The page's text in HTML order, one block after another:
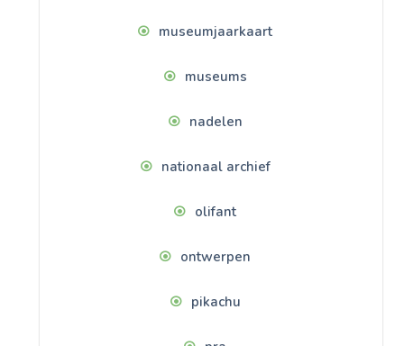
museumjaarkaart
museums
nadelen
nationaal archief
olifant
ontwerpen
pikachu